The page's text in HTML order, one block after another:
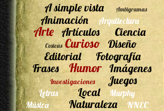
A simple vista Ambigramas
Animación Arquitectura
Arte Artículos Ciencia
Cosicas Curioso
Diseño
Editorial
Fotografía
Frases
Humor Imágenes
Investigaciones Juegos
Letras Local
Murphy
Música
Naturaleza NNEC